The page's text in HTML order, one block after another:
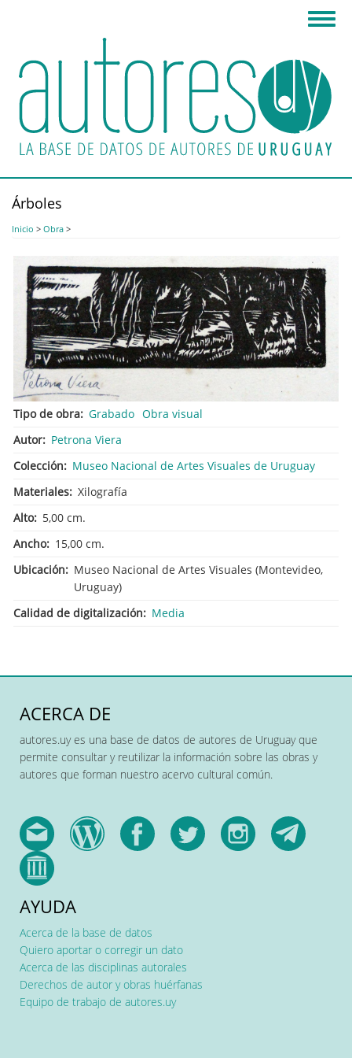
principal
Árboles
Inicio > Obra >
Tipo de obra Grabado Obra visual
Autor
Petrona Viera
Colección
Museo Nacional de Artes Visuales de Uruguay
Materiales Xilografía
Alto
5,00 cm.
Ancho
15,00 cm.
Ubicación
Museo Nacional de Artes Visuales (Montevideo,
Uruguay)
Calidad de digitalización
Media
ACERCA DE
autores.uy es una base de datos de autores de Uruguay que
permite consultar y reutilizar la información sobre las obras y
autores que forman nuestro acervo cultural común.
AYUDA
Acerca de la base de datos
Quiero aportar o corregir un dato
Acerca de las disciplinas autorales
Derechos de autor y obras huérfanas
Equipo de trabajo de autores.uy